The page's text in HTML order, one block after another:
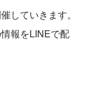
していきます。
報をLINEで配